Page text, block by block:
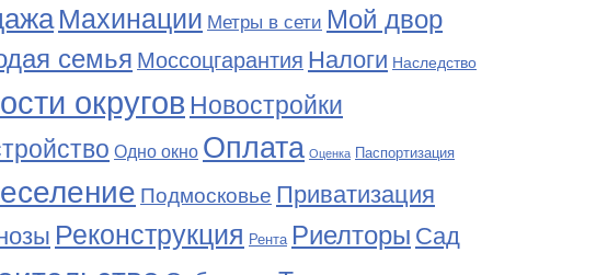
Махинации Метры в сети Мой двор
семья Моссоцгарантия Налоги Наследство
округов Новостройки
Одно окно Оплата Оценка Паспортизация
Подмосковье Приватизация
Реконструкция Рента Риелторы Сад